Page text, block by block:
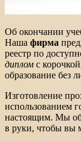
Об окончании
Наша фирма
реестр по
диплом с
образование без
Изготовление
использованием
настоящим. Мы
в руки, чтобы вы